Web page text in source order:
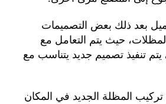
بعد ذلك بعض التصميمات
حيث يتم التعامل مع
تنفيذ تصميم جديد يتناسب مع
تركيب المظلة الجديد في المكان